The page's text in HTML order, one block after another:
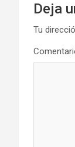
Deja
Tu